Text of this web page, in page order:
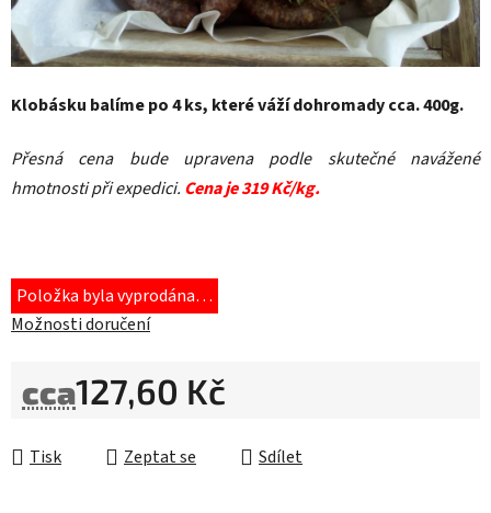
Klobásku balíme po 4 ks, které váží dohromady cca. 400g.
Přesná cena bude upravena podle skutečné navážené
hmotnosti při expedici. Cena je 319 Kč/kg.
Položka byla vyprodána…
Možnosti doručení
cca127,60 Kč
Tisk
Zeptat se Sdílet